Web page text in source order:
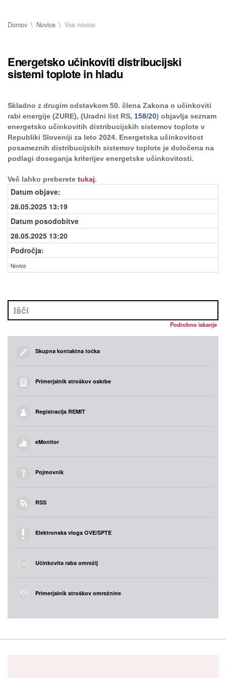
Domov Novice Vse novice
Energetsko učinkoviti distribucijski
sistemi toplote in hladu
Skladno z drugim odstavkom 50. člena Zakona o učinkoviti
rabi energije (ZURE), (Uradni list RS, 158/20) objavlja seznam
energetsko učinkovitih distribucijskih sistemov toplote v
Republiki Sloveniji za leto 2024. Energetska učinkovitost
posameznih distribucijskih sistemov toplote je določena na
podlagi doseganja kriterijev energetske učinkovitosti.
Več lahko preberete tukaj.
Datum objave:
28.05.2025 13:19
Datum posodobitve
28.05.2025 13:20
Področja:
Novice
Podrobno iskanje
Skupna kontaktna točka
Primerjalnik stroškov oskrbe
Registracija REMIT
eMonitor
Pojmovnik
RSS
Elektronska vloga OVE/SPTE
Učinkovita raba omrežij
Primerjalnik stroškov omrežnine